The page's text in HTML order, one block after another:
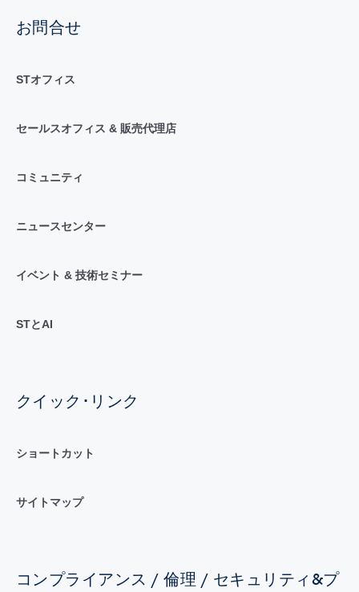
お問合せ
STオフィス
セールスオフィス & 販売代理店
コミュニティ
ニュースセンター
イベント & 技術セミナー
STとAI
クイック･リンク
ショートカット
サイトマップ
コンプライアンス / 倫理 / セキュリティ&プ